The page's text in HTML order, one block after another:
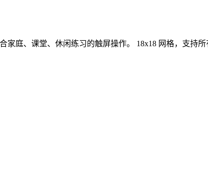
家庭、课堂、休闲练习的触屏操作。 18x18 网格，支持